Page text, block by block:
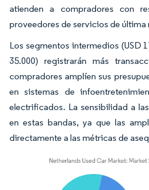
atienden a compradores con
proveedores de servicios de última
Los segmentos intermedios (USD
35.000) registrarán más
compradores amplíen sus
en sistemas de
electrificados. La sensibilidad a
en estas bandas, ya que las
directamente a las métricas de